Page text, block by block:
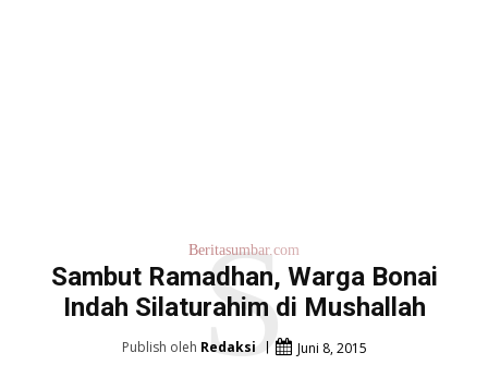
Beritasumbar.com
Sambut Ramadhan, Warga Bonai
Indah Silaturahim di Mushallah
S
Publish oleh Redaksi Juni 8, 2015